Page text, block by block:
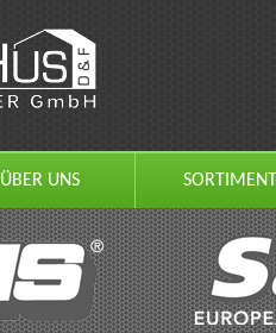
SORTIMENT
ÜBER UNS